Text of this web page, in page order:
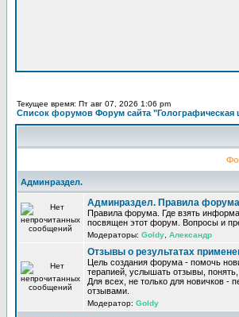
Текущее время: Пт авг 07, 2026 1:06 pm
Список форумов Форум сайта "Голографическая
Админраздел.
Админраздел. Правила форума
Правила форума. Где взять
посвящен этот форум. Вопросы и
Модераторы: Goldy Александр
Отзывы о результатах
Цель создания форума - помочь
терапией, услышать отзывы,
Для всех, не только для новичков -
отзывами.
Модератор: Goldy